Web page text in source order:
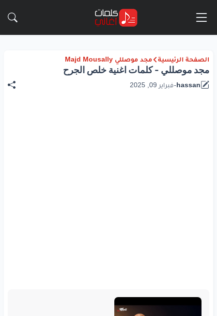
الصفحة الرئيسية مجد موصللي Majd Mousally
مجد موصللي - كلمات اغنية خلص الجرح
hassan
-فبراير 09, 2025